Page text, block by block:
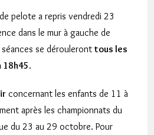
:
pelote a repris vendredi 23
dans le mur à gauche de
séances se dérouleronttous les
18h45.
concernant les enfants de 11 à
après les championnats du
du 23 au 29 octobre. Pour